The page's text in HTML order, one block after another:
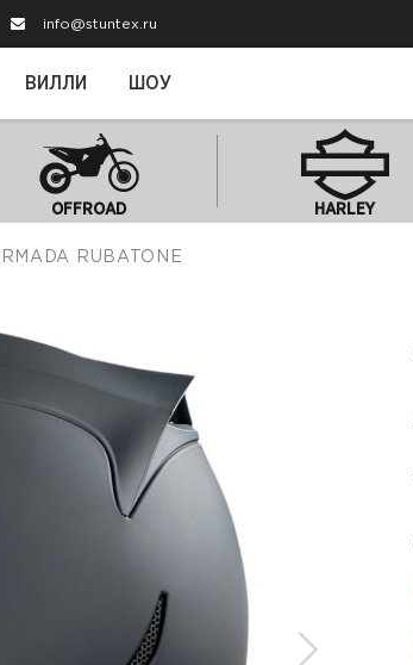
info@stuntex.ru
ВИЛЛИ ШОУ
OFFROAD HARLEY
AIRMADA RUBATONE